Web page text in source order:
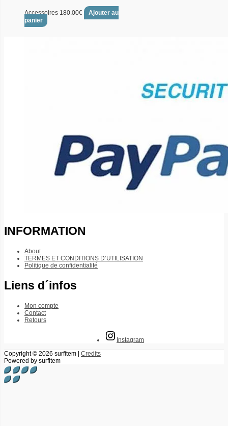
Accessoires 180.00€
Ajouter au
panier
INFORMATION
About
TERMES ET CONDITIONS D’UTILISATION
Politique de confidentialité
Liens d´infos
Mon compte
Contact
Retours
Instagram
Copyright © 2026 surfitem | Credits
Powered by surfitem